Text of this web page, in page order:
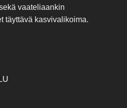
vaateliaankin
täyttävä kasvivalikoima.